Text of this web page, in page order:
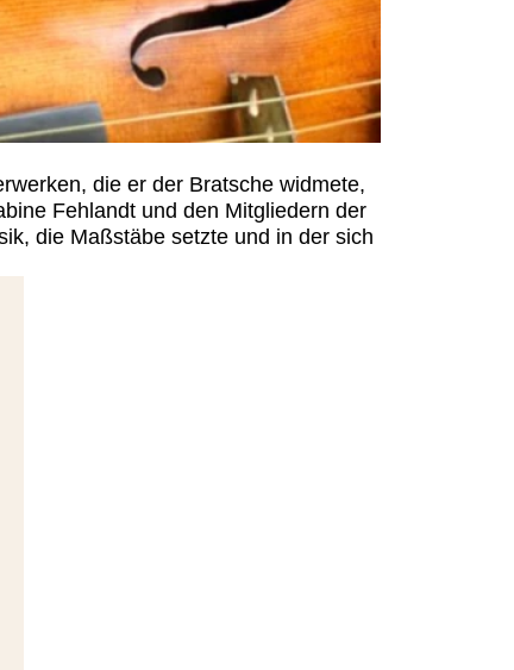
die er der Bratsche widmete,
Fehlandt und den Mitgliedern der
die Maßstäbe setzte und in der sich